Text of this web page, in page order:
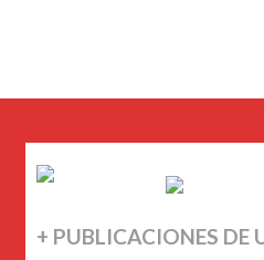
+ PUBLICACIONES DE